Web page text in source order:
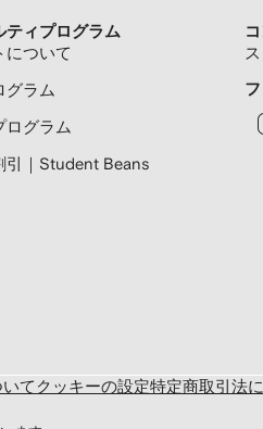
ティプログラム
について
グラム
ログラム
引｜Student Beans
て クッキーの設定特定商取引法